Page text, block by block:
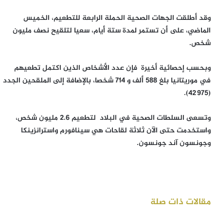
وقد أطلقت الجهات الصحية الحملة الرابعة للتطعيم، الخميس
الماضي، على أن تستمر لمدة ستة أيام، سعيا لتلقيح نصف مليون
شخص.
وبحسب إحصائية أخيرة فإن عدد الأشخاص الذين اكتمل تطعيهم
في موريتانيا بلغ 588 ألف و 714 شخصا، بالإضافة إلى الملقحين الجدد
(42 975).
وتسعى السلطات الصحية في البلاد لتطعيم 2.6 مليون شخص،
واستخدمت حتى الآن ثلاثة لقاحات هي سينافورم واسترانزينكا
وجونسون آند جونسون.
مقالات ذات صلة